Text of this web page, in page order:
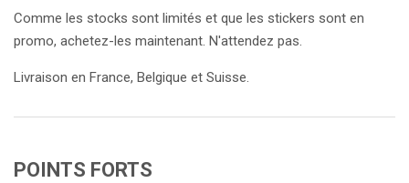
Comme les stocks sont limités et que les stickers sont en
promo, achetez-les maintenant. N'attendez pas.
Livraison en France, Belgique et Suisse.
POINTS FORTS